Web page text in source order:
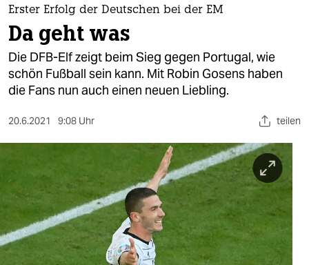
themen
politik
öko
sport
berlin
nord
wahrheit
Erster Erfolg der Deutschen bei der EM
Da geht was
Die DFB-Elf zeigt beim Sieg gegen Portugal, wie
schön Fußball sein kann. Mit Robin Gosens haben
die Fans nun auch einen neuen Liebling.
20.6.2021 9:08 Uhr teilen